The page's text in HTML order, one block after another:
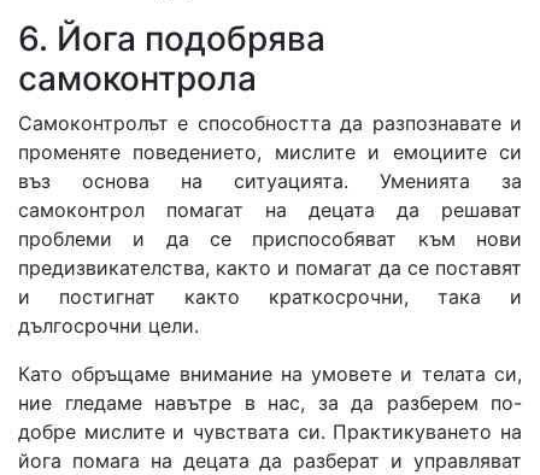
6. Йога подобрява
самоконтрола
Самоконтролът е способността да разпознавате и
променяте поведението, мислите и емоциите си
въз основа на ситуацията. Уменията за
самоконтрол помагат на децата да решават
проблеми и да се приспособяват към нови
предизвикателства, както и помагат да се поставят
и постигнат както краткосрочни, така и
дългосрочни цели.
Като обръщаме внимание на умовете и телата си,
ние гледаме навътре в нас, за да разберем по-
добре мислите и чувствата си. Практикуването на
йога помага на децата да разберат и управляват